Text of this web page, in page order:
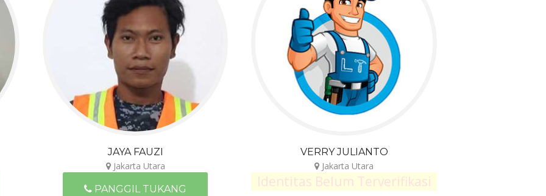
JAYA FAUZI
Jakarta Utara
PANGGIL TUKANG
VERRY JULIANTO
Jakarta Utara
Identitas Belum Terverifikasi